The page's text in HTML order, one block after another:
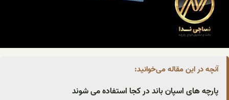
آنچه در این مقاله می‌خوانید:
پارچه های اسپان باند در کجا استفاده می شوند